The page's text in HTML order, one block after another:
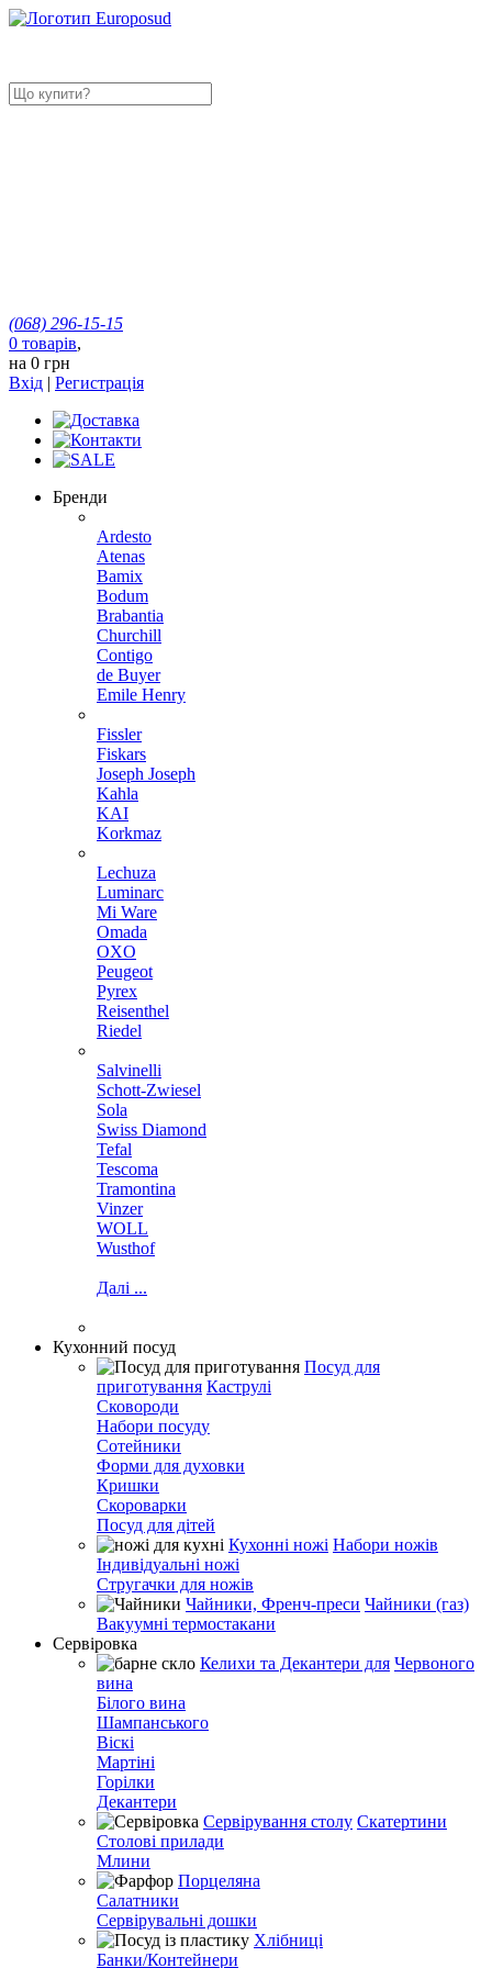
(068) 296-15-15
0 товарів,
на 0 грн
Вхід | Регистрація
Бренди
Ardesto
Atenas
Bamix
Bodum
Brabantia
Churchill
Contigo
de Buyer
Emile Henry
Fissler
Fiskars
Joseph Joseph
Kahla
KAI
Korkmaz
Lechuza
Luminarc
Mi Ware
Omada
OXO
Peugeot
Pyrex
Reisenthel
Riedel
Salvinelli
Schott-Zwiesel
Sola
Swiss Diamond
Tefal
Tescoma
Tramontina
Vinzer
WOLL
Wusthof
Далі ...
Кухонний посуд
Посуд для
приготування Каструлі
Сковороди
Набори посуду
Сотейники
Форми для духовки
Кришки
Скороварки
Посуд для дітей
Кухонні ножі Набори ножів
Індивідуальні ножі
Стругачки для ножів
Чайники, Френч-преси Чайники (газ)
Вакуумні термостакани
Сервіровка
Келихи та Декантери для Червоного
вина
Білого вина
Шампанського
Віскі
Мартіні
Горілки
Декантери
Сервірування столу Скатертини
Столові прилади
Млини
Порцеляна
Салатники
Сервірувальні дошки
Хлібниці
Банки/Контейнери